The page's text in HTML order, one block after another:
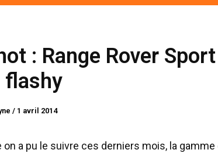
: Range Rover Sport
flashy
/ 1 avril 2014
on a pu le suivre ces derniers mois, la gamme